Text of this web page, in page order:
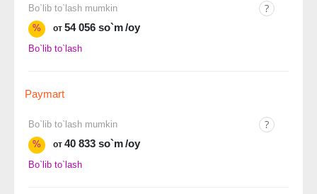
Bo`lib to`lash mumkin
%
от 54 056 so`m/oy
Bo`lib to`lash
Paymart
Bo`lib to`lash mumkin
%
от 40 833 so`m/oy
Bo`lib to`lash